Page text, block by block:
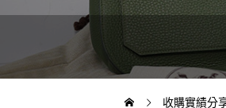
收購實績分